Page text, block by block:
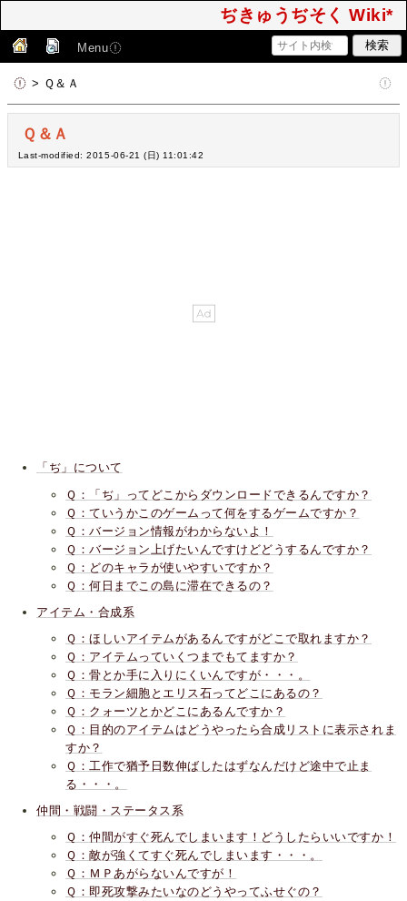
ぢきゅうぢそく Wiki*
Menu
> Ｑ＆Ａ
Ｑ＆Ａ
Last-modified: 2015-06-21 (日) 11:01:42
「ぢ」について
Ｑ：「ぢ」ってどこからダウンロードできるんですか？
Ｑ：ていうかこのゲームって何をするゲームですか？
Ｑ：バージョン情報がわからないよ！
Ｑ：バージョン上げたいんですけどどうするんですか？
Ｑ：どのキャラが使いやすいですか？
Ｑ：何日までこの島に滞在できるの？
アイテム・合成系
Ｑ：ほしいアイテムがあるんですがどこで取れますか？
Ｑ：アイテムっていくつまでもてますか？
Ｑ：骨とか手に入りにくいんですが・・・。
Ｑ：モラン細胞とエリス石ってどこにあるの？
Ｑ：クォーツとかどこにあるんですか？
Ｑ：目的のアイテムはどうやったら合成リストに表示されま
すか？
Ｑ：工作で猶予日数伸ばしたはずなんだけど途中で止ま
る・・・。
仲間・戦闘・ステータス系
Ｑ：仲間がすぐ死んでしまいます！どうしたらいいですか！
Ｑ：敵が強くてすぐ死んでしまいます・・・。
Ｑ：ＭＰあがらないんですが！
Ｑ：即死攻撃みたいなのどうやってふせぐの？